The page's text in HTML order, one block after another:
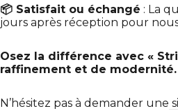
📦 Satisfait ou échangé : La
jours après réception pour
Osez la différence avec «
raffinement et de modernité.
N’hésitez pas à demander une